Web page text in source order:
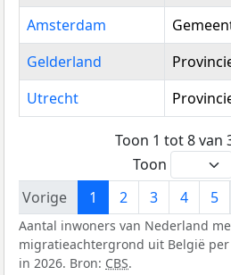
Amsterdam
Gelderland
Utrecht
Toon 1 tot 8 van
Toon
Vorige
1 2 3 4 5
Aantal inwoners van Nederland
migratieachtergrond uit België
in 2026. Bron: CBS.